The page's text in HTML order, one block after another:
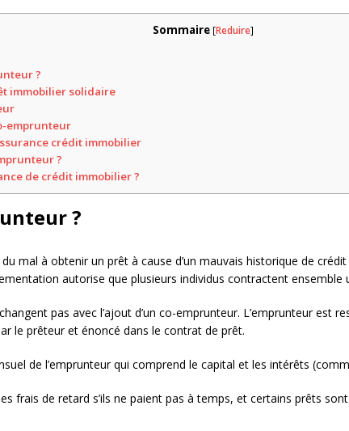
Sommaire [Reduire]
?
immobilier solidaire
emprunteur
crédit immobilier
?
de crédit immobilier ?
?
mal à obtenir un prêt à cause d’un mauvais historique de
autorise que plusieurs individus contractent ensemble
pas avec l’ajout d’un co-emprunteur. L’emprunteur est
le prêteur et énoncé dans le contrat de prêt.
de l’emprunteur qui comprend le capital et les intérêts
frais de retard s’ils ne paient pas à temps, et certains prêts